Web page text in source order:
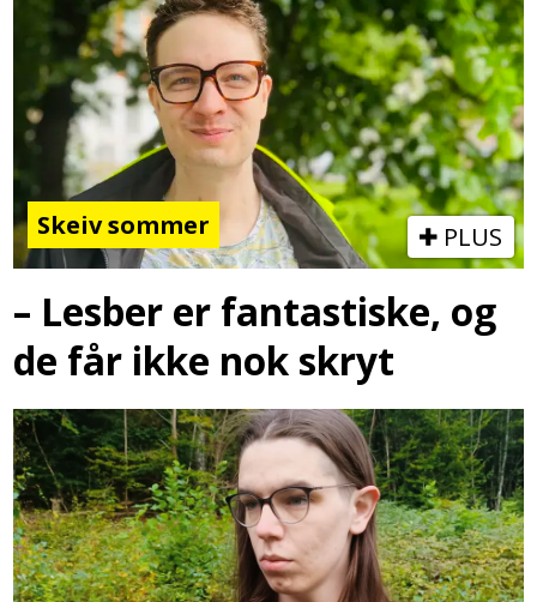
Skeiv sommer PLUS
– Lesber er fantastiske, og
de får ikke nok skryt